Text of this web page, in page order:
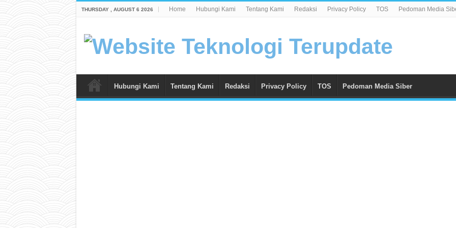
THURSDAY , AUGUST 6 2026 Home Hubungi Kami Tentang Kami Redaksi Privacy Policy TOS Pedoman Media
Hubungi Kami Tentang Kami Redaksi Privacy Policy TOS Pedoman Media Siber